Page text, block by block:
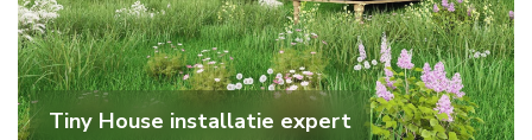
Tiny House installatie expert